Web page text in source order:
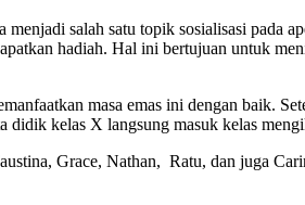
salah satu topik sosialisasi
hadiah. Hal ini bertujuan untuk
masa emas ini dengan baik.
didik kelas X langsung masuk kelas
Grace, Nathan, Ratu, dan juga